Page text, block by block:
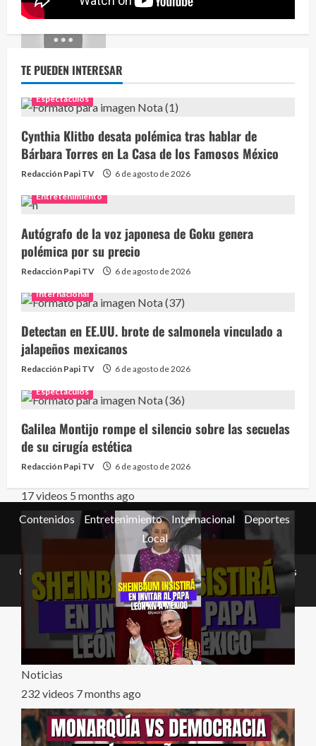
RELATO PARANORMAL
0 videos3 months ago
Puro Fan
19 videos4 months ago
17 videos 5 months ago
Noticias
232 videos 7 months ago
TE PUEDEN INTERESAR
Espectaculos
Cynthia Klitbo desata polémica tras hablar de
Bárbara Torres en La Casa de los Famosos México
Redacción Papi TV 6 de agosto de 2026
Entretenimiento
Autógrafo de la voz japonesa de Goku genera
polémica por su precio
Redacción Papi TV 6 de agosto de 2026
Internacional
Detectan en EE.UU. brote de salmonela vinculado a
jalapeños mexicanos
Redacción Papi TV 6 de agosto de 2026
Espectaculos
Galilea Montijo rompe el silencio sobre las secuelas
de su cirugía estética
Redacción Papi TV 6 de agosto de 2026
Contenidos Entretenimiento Internacional
Deportes
Local
Copyright © Todos los derechos reservados.|MoreNews
por AF themes.